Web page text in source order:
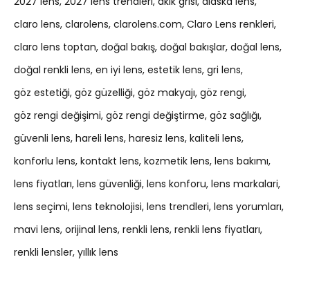
claro lens clarolens clarolens.com Claro Lens renkleri
claro lens toptan doğal bakış doğal bakışlar doğal lens
doğal renkli lens en iyi lens estetik lens gri lens
göz estetiği göz güzelliği göz makyajı göz rengi
göz rengi değişimi göz rengi değiştirme göz sağlığı
güvenli lens hareli lens haresiz lens kaliteli lens
konforlu lens kontakt lens kozmetik lens lens bakımı
lens fiyatları lens güvenliği lens konforu lens markalari
lens seçimi lens teknolojisi lens trendleri lens yorumları
mavi lens orijinal lens renkli lens renkli lens fiyatları
renkli lensler yıllık lens